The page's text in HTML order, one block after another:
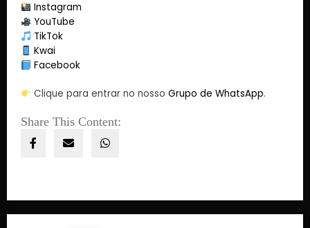
Instagram
YouTube
TikTok
Kwai
Facebook
Clique para entrar no nossoGrupo de WhatsApp.
Share This Content: